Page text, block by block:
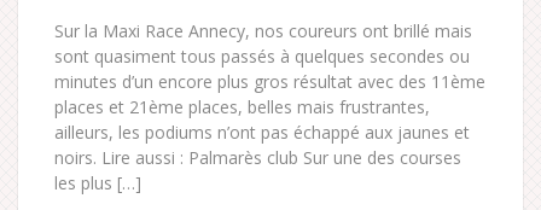
Sur la Maxi Race Annecy, nos coureurs ont brillé mais
sont quasiment tous passés à quelques secondes ou
minutes d’un encore plus gros résultat avec des 11ème
places et 21ème places, belles mais frustrantes,
ailleurs, les podiums n’ont pas échappé aux jaunes et
noirs. Lire aussi : Palmarès club Sur une des courses
les plus […]